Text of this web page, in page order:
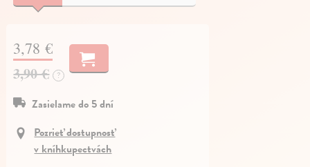
3,78 €
3,90 € ?
Zasielame do 5 dní
Pozrieť dostupnosť
v kníhkupectvách